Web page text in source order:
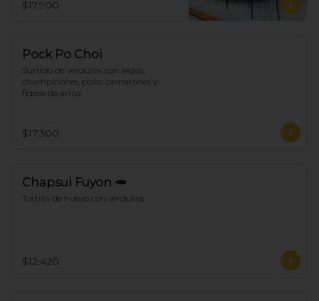
$17.900
Pock Po Choi
Surtido de verduras con algas,
champiñones, pollo, camarones y
fideos de arroz
$17.300
Chapsui Fuyon 🥕
Tortilla de huevo con verduras
$12.420